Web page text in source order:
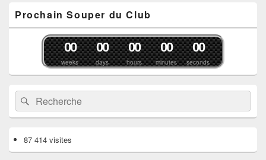
Prochain Souper du Club
weeks
00
days
00
hours
00
minutes
00
seconds
00
Recherche :Rechercher
87 414 visites